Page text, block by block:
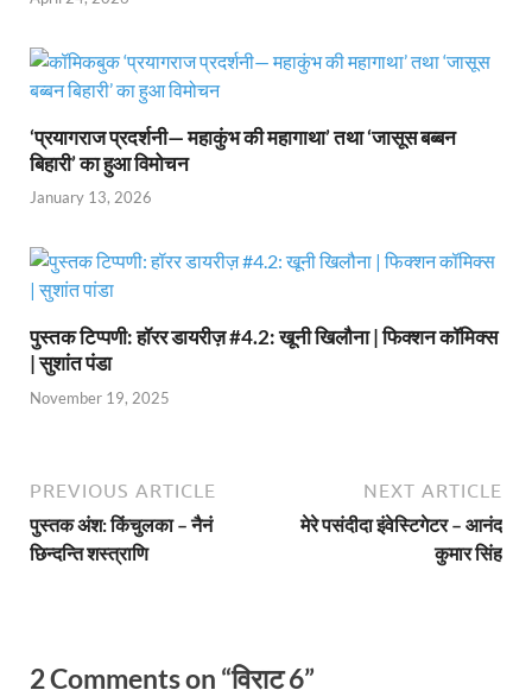
‘प्रयागराज प्रदर्शनी— महाकुंभ की महागाथा’ तथा ‘जासूस बब्बन
बिहारी’ का हुआ विमोचन
January 13, 2026
पुस्तक टिप्पणी: हॉरर डायरीज़ #4.2: खूनी खिलौना | फिक्शन कॉमिक्स
| सुशांत पंडा
November 19, 2025
PREVIOUS ARTICLE
पुस्तक अंश: किंचुलका – नैनं
छिन्दन्ति शस्त्राणि
NEXT ARTICLE
मेरे पसंदीदा इंवेस्टिगेटर – आनंद
कुमार सिंह
2 Comments on “विराट 6”